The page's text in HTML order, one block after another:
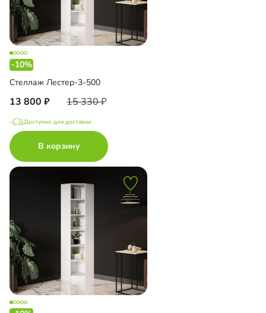
-10%
Стеллаж Лестер-3-500
13 800 15 330
Доступно для доставки
В корзину